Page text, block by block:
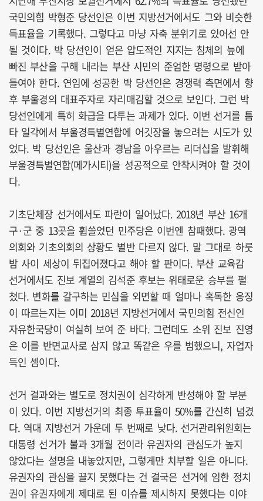
국민의힘 박형준 당선인은 이번 지방선거에서도 그와 비슷한
득표율을 기록했다. 그렇다고 마냥 자축 분위기로 있어선 안
될 것이다. 박 당선인이 얻은 압도적인 지지는 침체의 늪에
빠진 부산을 구해 내라는 부산 시민의 준엄한 명령으로 받아
들여야 한다. 연임에 성공한 박 당선인은 경쟁력 측면에서 향
후 부울경의 대표주자로 자리매김할 것으로 보인다. 그런 박
당선인에게 특히 화급을 다투는 과제가 있다. 이번 선거를 틈
타 일각에서 부울경특별연합에 어깃장을 놓으려는 시도가 있
었다. 박 당선인은 울산과 경남을 아우르는 리더십을 발휘해
부울경특별연합(메가시티)을 성공적으로 안착시켜야 할 것이
다.
기초단체장 선거에서도 파란이 일어났다. 2018년 부산 16개
구·군 중 13곳을 휩쓸었던 민주당은 이번엔 참패했다. 광역
의회와 기초의회의 상황도 별반 다르지 않다. 말 그대로 하룻
밤 사이 세상이 뒤집어졌다고 해야 할 판이다. 부산 교육감
선거에서도 진보 계열의 김석준 후보는 위태로운 승부를 펼
쳤다. 변화를 갈구하는 민심을 외면할 때 얼마나 혹독한 응징
이 따르는지는 이미 2018년 지방선거에서 국민의힘 전신인
자유한국당이 여실히 보여 준 바다. 그런데도 소위 진보 진영
은 이를 반면교사로 삼지 않고 똑같은 우를 범했으니, 자업자
득인 셈이다.
선거 결과와는 별도로 정치권이 심각하게 반성해야 할 부분
이 있다. 이번 지방선거의 최종 투표율이 50%를 간신히 넘겼
다. 역대 지방선거 가운데 두 번째로 낮다. 선거관리위원회는
대통령 선거가 불과 3개월 전이라 유권자의 관심도가 높지
않았다는 설명을 내놓았지만, 그렇게만 치부할 일은 아니다.
유권자의 관심을 끌지 못했다는 건 결국은 선거에 임한 정치
권이 유권자에게 제대로 된 이슈를 제시하지 못했다는 이야